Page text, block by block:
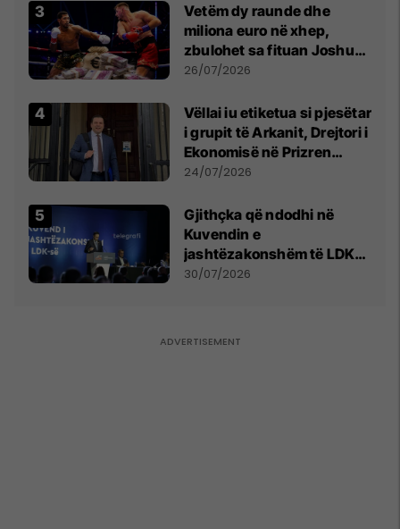
Vetëm dy raunde dhe
miliona euro në xhep,
zbulohet sa fituan Joshua
e Prenga
26/07/2026
Vëllai iu etiketua si pjesëtar
i grupit të Arkanit, Drejtori i
Ekonomisë në Prizren
mohon pretendimet
24/07/2026
Gjithçka që ndodhi në
Kuvendin e
jashtëzakonshëm të LDK-
së
30/07/2026